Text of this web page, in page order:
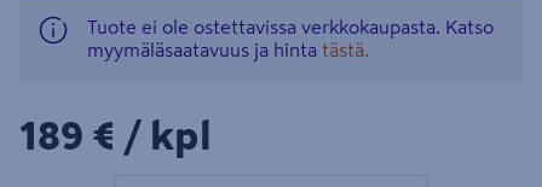
Tuote ei ole ostettavissa verkkokaupasta. Katso
myymäläsaatavuus ja hinta tästä.
189€/kpl
189 € / kpl